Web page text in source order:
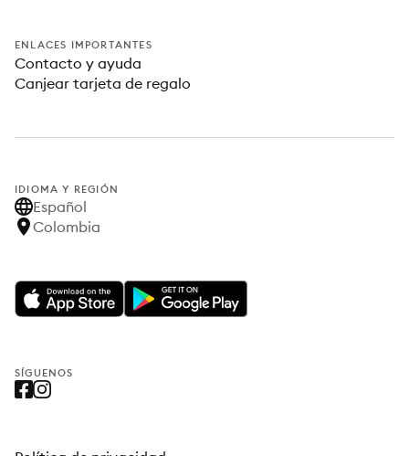
ENLACES IMPORTANTES
Contacto y ayuda
Canjear tarjeta de regalo
IDIOMA Y REGIÓN
Español
Colombia
SÍGUENOS